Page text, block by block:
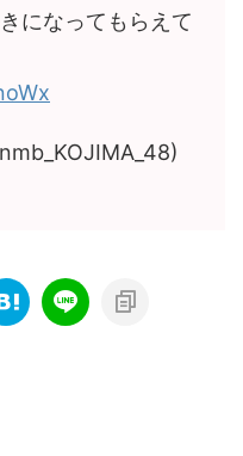
になってもらえて